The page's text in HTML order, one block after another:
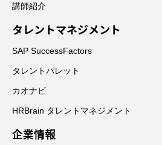
講師紹介
タレントマネジメント
SAP SuccessFactors
タレントパレット
カオナビ
HRBrain タレントマネジメント
企業情報